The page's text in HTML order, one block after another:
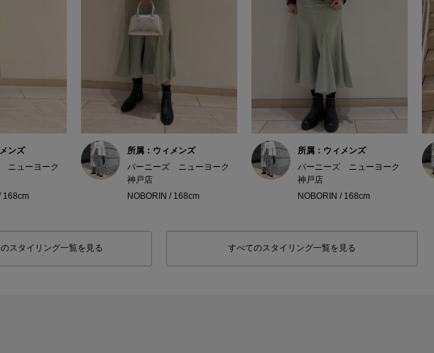
ンズ
ニューヨーク
168cm
所属：ウィメンズ
バーニーズ ニューヨーク
神戸店
NOBORIN / 168cm
所属：ウィメンズ
バーニーズ ニューヨーク
神戸店
NOBORIN / 168cm
スタイリング一覧を見る すべてのスタイリング一覧を見る